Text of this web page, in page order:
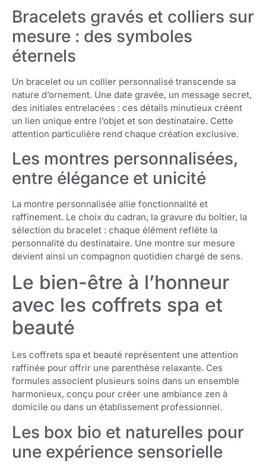
Bracelets gravés et colliers sur
mesure : des symboles
éternels
Un bracelet ou un collier personnalisé transcende sa
nature d’ornement. Une date gravée, un message secret,
des initiales entrelacées : ces détails minutieux créent
un lien unique entre l’objet et son destinataire. Cette
attention particulière rend chaque création exclusive.
Les montres personnalisées,
entre élégance et unicité
La montre personnalisée allie fonctionnalité et
raffinement. Le choix du cadran, la gravure du boîtier, la
sélection du bracelet : chaque élément reflète la
personnalité du destinataire. Une montre sur mesure
devient ainsi un compagnon quotidien chargé de sens.
Le bien-être à l’honneur
avec les coffrets spa et
beauté
Les coffrets spa et beauté représentent une attention
raffinée pour offrir une parenthèse relaxante. Ces
formules associent plusieurs soins dans un ensemble
harmonieux, conçu pour créer une ambiance zen à
domicile ou dans un établissement professionnel.
Les box bio et naturelles pour
une expérience sensorielle